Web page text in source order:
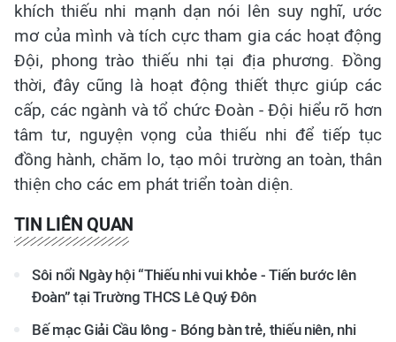
khích thiếu nhi mạnh dạn nói lên suy nghĩ, ước
mơ của mình và tích cực tham gia các hoạt động
Đội, phong trào thiếu nhi tại địa phương. Đồng
thời, đây cũng là hoạt động thiết thực giúp các
cấp, các ngành và tổ chức Đoàn - Đội hiểu rõ hơn
tâm tư, nguyện vọng của thiếu nhi để tiếp tục
đồng hành, chăm lo, tạo môi trường an toàn, thân
thiện cho các em phát triển toàn diện.
TIN LIÊN QUAN
Sôi nổi Ngày hội “Thiếu nhi vui khỏe - Tiến bước lên
Đoàn” tại Trường THCS Lê Quý Đôn
Bế mạc Giải Cầu lông - Bóng bàn trẻ, thiếu niên, nhi